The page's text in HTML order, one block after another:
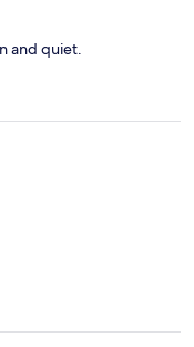
and quiet.